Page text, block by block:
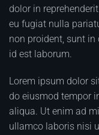
dolor in
eu fugiat nulla
non proident, sunt
id est laborum.
Lorem ipsum dolor
do eiusmod tempor
aliqua. Ut enim ad
ullamco laboris nisi